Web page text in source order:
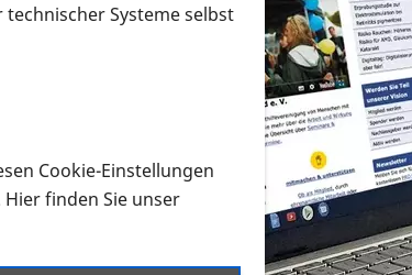
in verschiedenen
nach Infonmaterial suchen und dieses
Systeme selbst
Cookie-Einstellungen
Hier finden Sie unser